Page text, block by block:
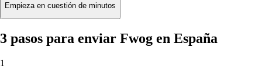
Empieza en cuestión de minutos
3 pasos para enviar Fwog en España
1